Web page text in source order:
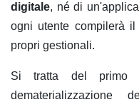
digitale, né di
ogni utente compilerà
propri gestionali.
Si tratta del primo
dematerializzazione